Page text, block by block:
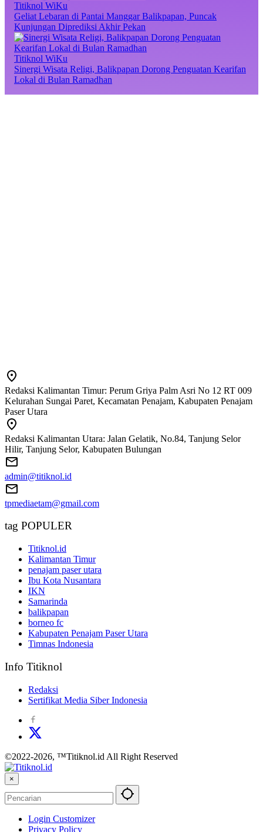
Titiknol WiKu
Geliat Lebaran di Pantai Manggar Balikpapan, Puncak
Kunjungan Diprediksi Akhir Pekan
Titiknol WiKu
Sinergi Wisata Religi, Balikpapan Dorong Penguatan Kearifan
Lokal di Bulan Ramadhan
Redaksi Kalimantan Timur: Perum Griya Palm Asri No 12 RT 009
Kelurahan Sungai Paret, Kecamatan Penajam, Kabupaten Penajam
Paser Utara
Redaksi Kalimantan Utara: Jalan Gelatik, No.84, Tanjung Selor
Hilir, Tanjung Selor, Kabupaten Bulungan
admin@titiknol.id
tpmediaetam@gmail.com
tag POPULER
Titiknol.id
Kalimantan Timur
penajam paser utara
Ibu Kota Nusantara
IKN
Samarinda
balikpapan
borneo fc
Kabupaten Penajam Paser Utara
Timnas Indonesia
Info Titiknol
Redaksi
Sertifikat Media Siber Indonesia
©2022-2026, ™Titiknol.id All Right Reserved
×
Login Customizer
Privacy Policy